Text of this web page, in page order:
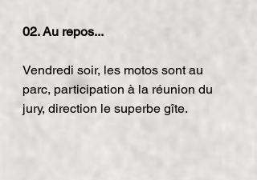
02. Au repos...
Vendredi soir, les motos sont au
parc, participation à la réunion du
jury, direction le superbe gîte.